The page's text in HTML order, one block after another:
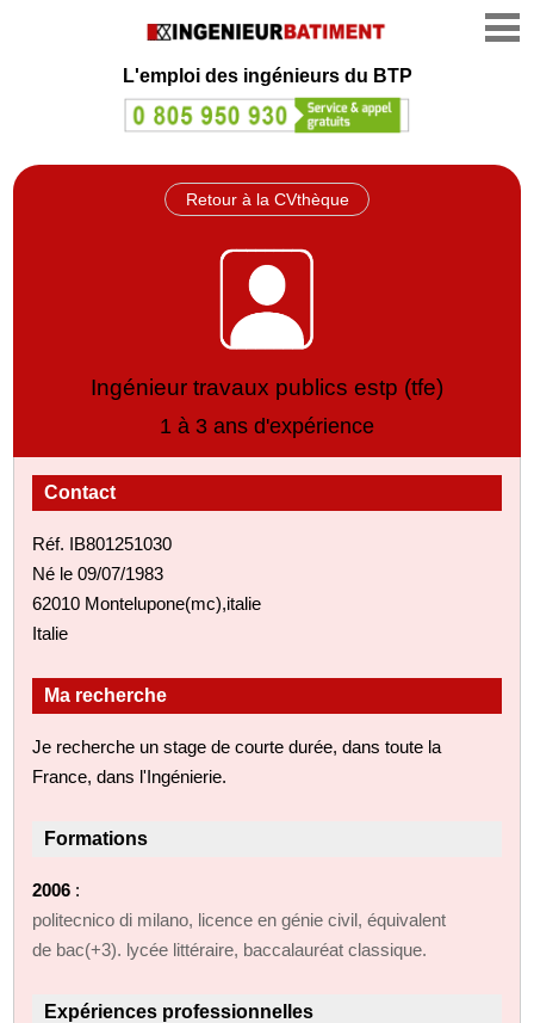
L'emploi des ingénieurs du BTP
Retour à la CVthèque
Ingénieur travaux publics estp (tfe)
1 à 3 ans d'expérience
Contact
Réf. IB801251030
Né le 09/07/1983
62010 Montelupone(mc),italie
Italie
Ma recherche
Je recherche un stage de courte durée, dans toute la
France, dans l'Ingénierie.
Formations
2006 :
politecnico di milano, licence en génie civil, équivalent
de bac(+3). lycée littéraire, baccalauréat classique.
Expériences professionnelles